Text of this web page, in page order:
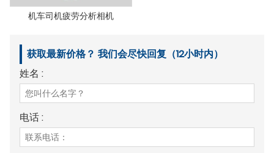
机车司机疲劳分析相机
获取最新价格？ 我们会尽快回复（12小时内）
姓名 :
电话 :